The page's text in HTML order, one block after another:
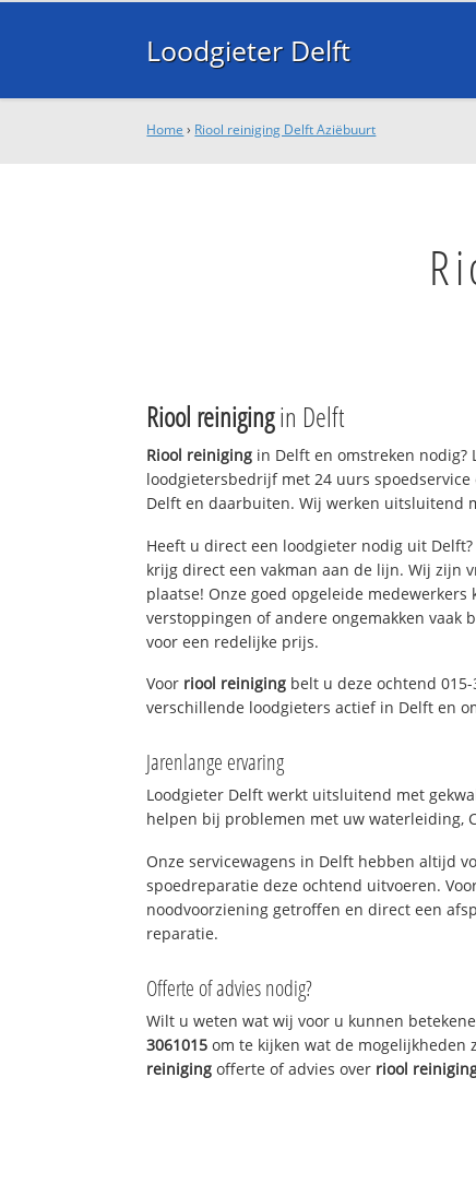
Loodgieter Delft
Home › Riool reiniging Delft Aziëbuurt
Riool reinigingin Delft
Riool reiniging in Delft en omstreken nodig?
loodgietersbedrijf met 24 uurs
Delft en daarbuiten. Wij werken uitsluitend
Heeft u direct een loodgieter nodig uit
krijg direct een vakman aan de lijn. Wij zijn
plaatse! Onze goed opgeleide medewerkers
verstoppingen of andere ongemakken vaak
voor een redelijke prijs.
Voor riool reiniging belt u deze ochtend
verschillende loodgieters actief in Delft en
Jarenlange ervaring
Loodgieter Delft werkt uitsluitend met
helpen bij problemen met uw waterleiding,
Onze servicewagens in Delft hebben altijd
spoedreparatie deze ochtend uitvoeren.
noodvoorziening getroffen en direct een
reparatie.
Offerte of advies nodig?
Wilt u weten wat wij voor u kunnen
3061015 om te kijken wat de mogelijkheden
reiniging offerte of advies over riool